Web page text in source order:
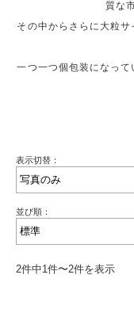
質な
その中からさらに大粒
一つ一つ個包装になっ
表示切替：
並び順：
2件中1件〜2件を表示